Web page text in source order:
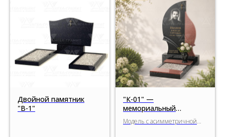
Двойной памятник
"В-1"
"К-01" —
мемориальный
комплекс из гранита с
пластичной формой
Модель с асимметричной